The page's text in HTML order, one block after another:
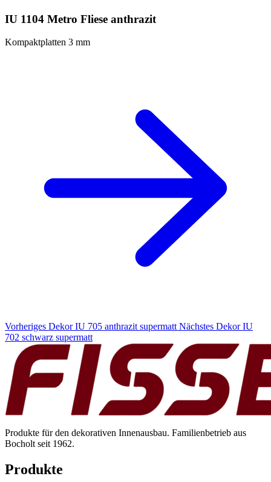
IU 1104 Metro Fliese anthrazit
Kompaktplatten 3 mm
Vorheriges Dekor IU 705 anthrazit supermatt Nächstes Dekor IU
702 schwarz supermatt
Produkte für den dekorativen Innenausbau. Familienbetrieb aus
Bocholt seit 1962.
Produkte